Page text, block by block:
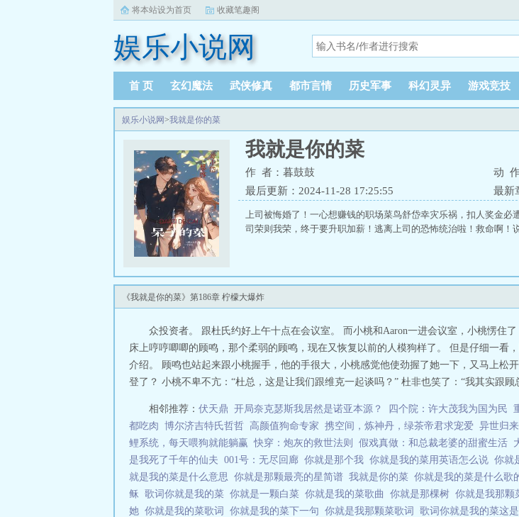
将本站设为首页 收藏笔趣阁
娱乐小说网
首 页 玄幻魔法 武侠修真 都市言情 历史军事 科幻灵异 游戏竞技
娱乐小说网>我就是你的菜
我就是你的菜
作 者：暮鼓鼓 动 作
最后更新：2024-11-28 17:25:55
最新
上司被悔婚了！一心想赚钱的职场菜鸟舒岱幸灾乐祸，扣人奖金
司荣则我荣，终于要升职加薪！逃离上司的恐怖统治啦！救命啊！
《我就是你的菜》第186章 柠檬大爆炸
众投资者。 跟杜氏约好上午十点在会议室。 而小桃和Aaron一进会议室，小桃愣
床上哼哼唧唧的顾鸣，那个柔弱的顾鸣，现在又恢复以前的人模狗样了。 但是仔细一
介绍。 顾鸣也站起来跟小桃握手，他的手很大，小桃感觉他使劲握了她一下，又马上
登了？ 小桃不卑不亢：“杜总，这是让我们跟维克一起谈吗？” 杜非也笑了：“我其实跟
相邻推荐： 伏天鼎 开局奈克瑟斯我居然是诺亚本源？ 四个院：许大茂我为国为民
都吃肉 博尔济吉特氏哲哲 高颜值狗命专家 携空间，炼神丹，绿茶帝君求宠爱 异世归
鲤系统，每天喂狗就能躺赢 快穿：炮灰的救世法则 假戏真做：和总裁老婆的甜蜜生活
是我死了千年的仙夫 001号：无尽回廊 你就是那个我 你就是我的菜用英语怎么说 你就
就是我的菜是什么意思 你就是那颗最亮的星简谱 我就是你的菜 你就是我的菜是什么歌
稣 歌词你就是我的菜 你就是一颗白菜 你就是我的菜歌曲 你就是那棵树 你就是我那颗
她 你就是我的菜歌词 你就是我的菜下一句 你就是我那颗菜歌词 歌词你就是我的菜这